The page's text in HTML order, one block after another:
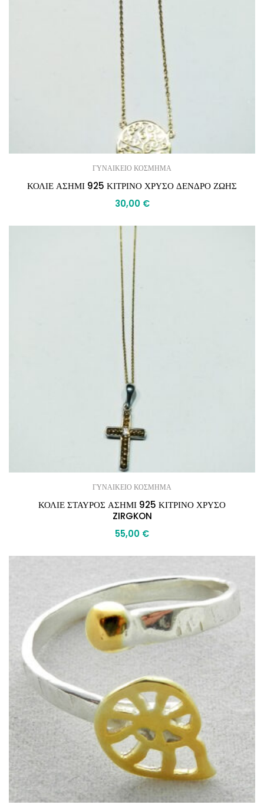
ΓΥΝΑΙΚΕΙΟ ΚΟΣΜΗΜΑ
ΚΟΛΙΕ ΑΣΗΜΙ 925 ΚΙΤΡΙΝΟ ΧΡΥΣΟ ΔΕΝΔΡΟ ΖΩΗΣ
30,00 €
ΓΥΝΑΙΚΕΙΟ ΚΟΣΜΗΜΑ
ΚΟΛΙΕ ΣΤΑΥΡΟΣ ΑΣΗΜΙ 925 ΚΙΤΡΙΝΟ ΧΡΥΣΟ
ZIRGKON
55,00 €